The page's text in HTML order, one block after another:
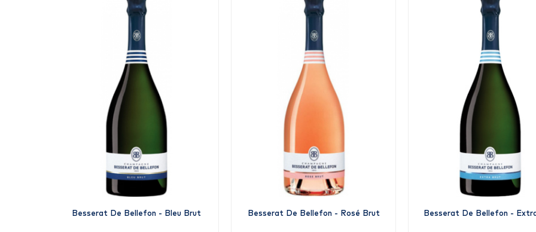
Besserat De Bellefon - Bleu Brut Besserat De Bellefon - Rosé Brut Besserat De Bellefon -